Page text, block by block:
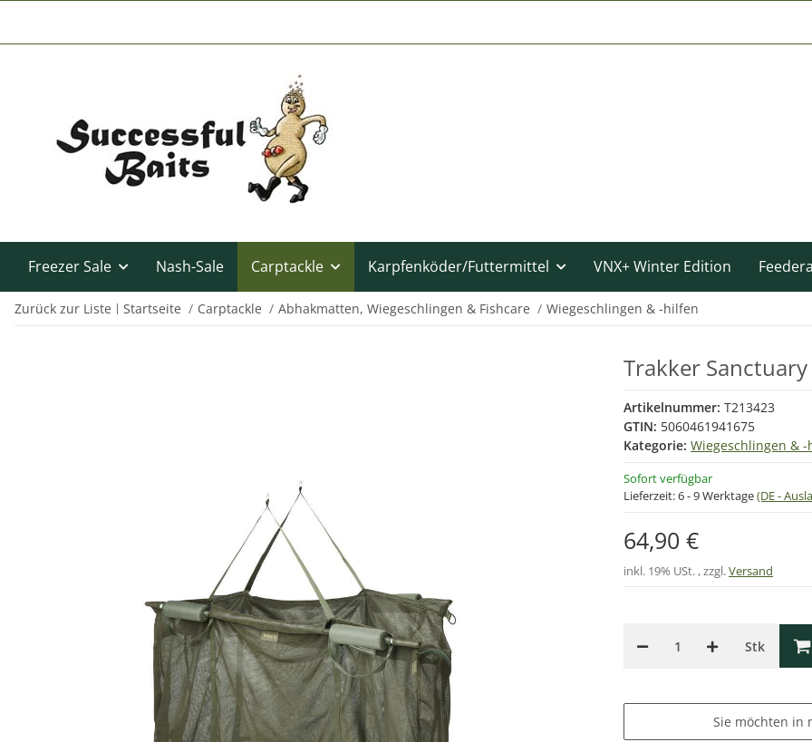
Freezer Sale Nash-Sale Carptackle Karpfenköder/Futtermittel VNX+ Winter Edition
Zurück zur Liste Startseite Carptackle Abhakmatten, Wiegeschlingen & Fishcare Wiegeschlingen & -hilfen
Trakker
Artikelnummer: T213423
GTIN: 5060461941675
Kategorie: Wiegeschlingen &
Sofort verfügbar
Lieferzeit:6 - 9 Werktage(DE -
64,90 €
inkl. 19% USt. , zzgl.Versand
Stk
Sie möchten in